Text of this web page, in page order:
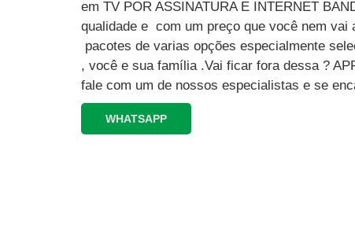
em TV POR ASSINATURA E INTERNET
qualidade e com um preço que você nem vai
pacotes de varias opções especialmente
, você e sua família .Vai ficar fora dessa ?
fale com um de nossos especialistas e se
WHATSAPP